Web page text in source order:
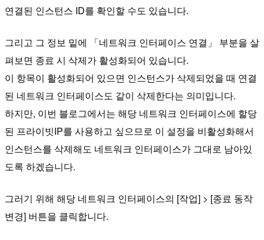
연결된 인스턴스 ID를 확인할 수도 있습니다.
그리고 그 정보 밑에 「네트워크 인터페이스 연결」 부분을 살
펴보면 종료 시 삭제가 활성화되어 있습니다.
이 항목이 활성화되어 있으면 인스턴스가 삭제되었을 때 연결
된 네트워크 인터페이스도 같이 삭제한다는 의미입니다.
하지만, 이번 블로그에서는 해당 네트워크 인터페이스에 할당
된 프라이빗IP를 사용하고 싶으므로 이 설정을 비활성화해서
인스턴스를 삭제해도 네트워크 인터페이스가 그대로 남아있
도록 하겠습니다.
그러기 위해 해당 네트워크 인터페이스의 [작업] > [종료 동작
변경] 버튼을 클릭합니다.